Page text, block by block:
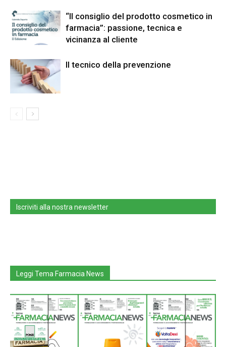
“Il consiglio del prodotto cosmetico in
farmacia”: passione, tecnica e
vicinanza al cliente
Il tecnico della prevenzione
Iscriviti alla nostra newsletter
Leggi Tema Farmacia News